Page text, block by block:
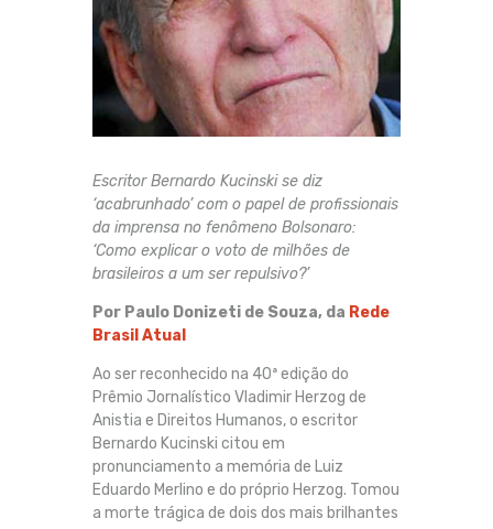
Escritor Bernardo Kucinski se diz
‘acabrunhado’ com o papel de profissionais
da imprensa no fenômeno Bolsonaro:
‘Como explicar o voto de milhões de
brasileiros a um ser repulsivo?’
Por Paulo Donizeti de Souza, da Rede
Brasil Atual
Ao ser reconhecido na 40ª edição do
Prêmio Jornalístico Vladimir Herzog de
Anistia e Direitos Humanos, o escritor
Bernardo Kucinski citou em
pronunciamento a memória de Luiz
Eduardo Merlino e do próprio Herzog. Tomou
a morte trágica de dois dos mais brilhantes